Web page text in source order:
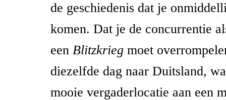
de geschiedenis dat je
komen. Dat je de concurrentie
een Blitzkrieg moet
diezelfde dag naar Duitsland,
mooie vergaderlocatie aan een